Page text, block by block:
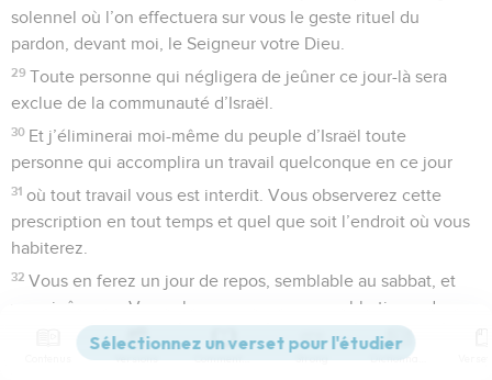
solennel où l’on effectuera sur vous le geste rituel du
pardon, devant moi, le Seigneur votre Dieu.
29 Toute personne qui négligera de jeûner ce jour-là sera
exclue de la communauté d’Israël.
30 Et j’éliminerai moi-même du peuple d’Israël toute
personne qui accomplira un travail quelconque en ce jour
31 où tout travail vous est interdit. Vous observerez cette
prescription en tout temps et quel que soit l’endroit où vous
habiterez.
32 Vous en ferez un jour de repos, semblable au sabbat, et
vous jeûnerez. Vous observerez ce repos sabbatique, du
neuvième jour du mois au soir jusqu’au lendemain soir. »
Versions Commentaires Strong